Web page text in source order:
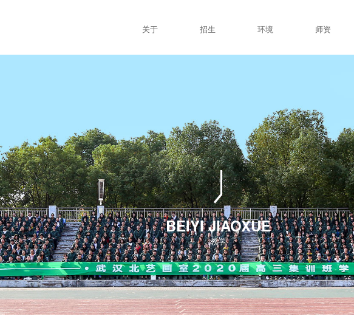
BEIYI JIAOXUE
教学
关于 招生 环境 师资